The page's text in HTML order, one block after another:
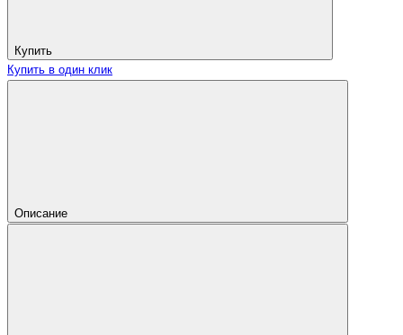
Купить
Купить в один клик
Описание